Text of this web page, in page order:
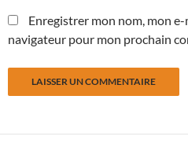
Enregistrer mon nom, mon
navigateur pour mon prochain